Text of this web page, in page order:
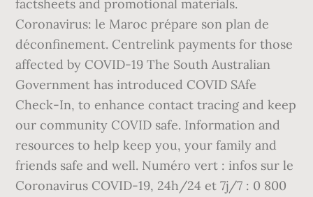
factsheets and promotional materials.
Coronavirus: le Maroc prépare son plan de
déconfinement. Centrelink payments for those
affected by COVID-19 The South Australian
Government has introduced COVID SAfe
Check-In, to enhance contact tracing and keep
our community COVID safe. Information and
resources to help keep you, your family and
friends safe and well. Numéro vert : infos sur le
Coronavirus COVID-19, 24h/24 et 7j/7 : 0 800